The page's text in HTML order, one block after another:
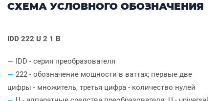
СХЕМА УСЛОВНОГО ОБОЗНАЧЕНИЯ
IDD 222 U 2 1 B
IDD - серия преобразователя
222 - обозначение мощности в ваттах; первые две
цифры - множитель, третья цифра - количество нулей